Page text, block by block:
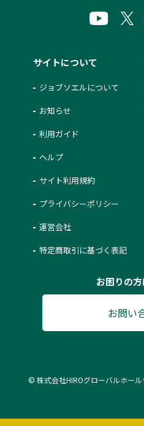
サイトについて
ジョブソエルについて
お知らせ
利用ガイド
ヘルプ
サイト利用規約
プライバシーポリシー
運営会社
特定商取引に基づく表記
お困りの
お問い
© 株式会社HIROグローバルホール